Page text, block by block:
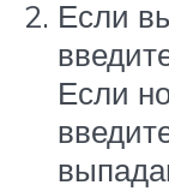
Если
Если